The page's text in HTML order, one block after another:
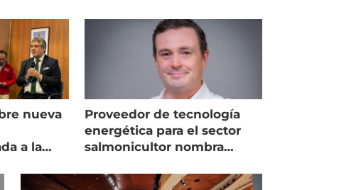
nueva
a la
Proveedor de tecnología
energética para el sector
salmonicultor nombra